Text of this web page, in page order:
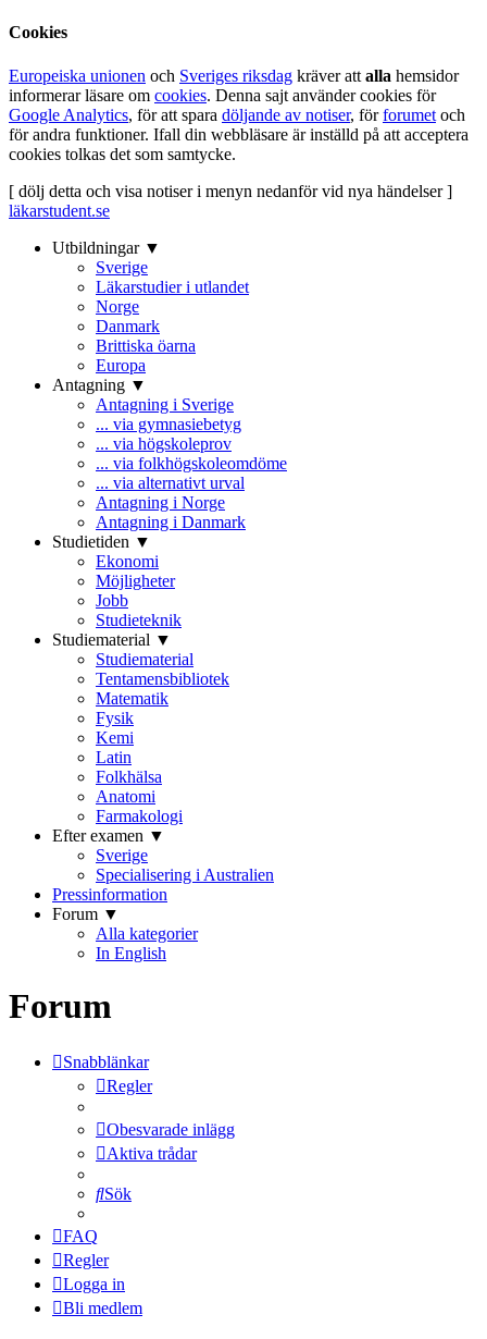
Cookies
Europeiska unionen och Sveriges riksdag kräver att alla hemsidor
informerar läsare om cookies. Denna sajt använder cookies för
Google Analytics, för att spara döljande av notiser, förforumet och
för andra funktioner. Ifall din webbläsare är inställd på att acceptera
cookies tolkas det som samtycke.
[ dölj detta och visa notiser i menyn nedanför vid nya händelser ]
läkarstudent.se
Utbildningar ▼
Sverige
Läkarstudier i utlandet
Norge
Danmark
Brittiska öarna
Europa
Antagning ▼
Antagning i Sverige
... via gymnasiebetyg
... via högskoleprov
... via folkhögskoleomdöme
... via alternativt urval
Antagning i Norge
Antagning i Danmark
Studietiden ▼
Ekonomi
Möjligheter
Jobb
Studieteknik
Studiematerial ▼
Studiematerial
Tentamensbibliotek
Matematik
Fysik
Kemi
Latin
Folkhälsa
Anatomi
Farmakologi
Efter examen ▼
Sverige
Specialisering i Australien
Pressinformation
Forum ▼
Alla kategorier
In English
Forum
Snabblänkar
Regler
Obesvarade inlägg
Aktiva trådar
Sök
FAQ
Regler
Logga in
Bli medlem